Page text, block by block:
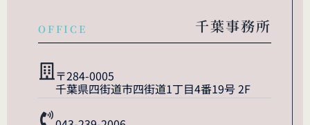
OFFICE 千葉事務所
〒284-0005
千葉県四街道市四街道1丁目4番19号 2F